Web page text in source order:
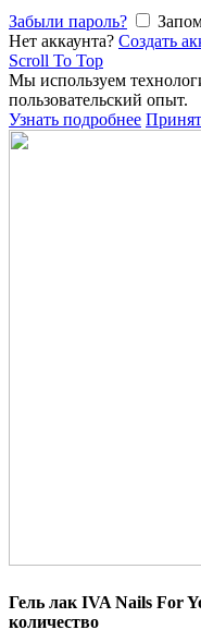
Забыли пароль?
Нет аккаунта? Создать
Scroll To Top
Мы используем
пользовательский опыт.
Узнать подробнее
Гель лак IVA Nails For
количество